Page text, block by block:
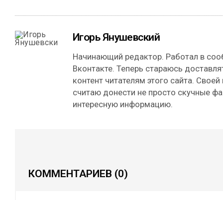
Игорь Янушевский
Начинающий редактор. Работал в
Вконтакте. Теперь стараюсь
контент читателям этого сайта.
считаю донести не просто скучные
интересную информацию.
КОММЕНТАРИЕВ (0)